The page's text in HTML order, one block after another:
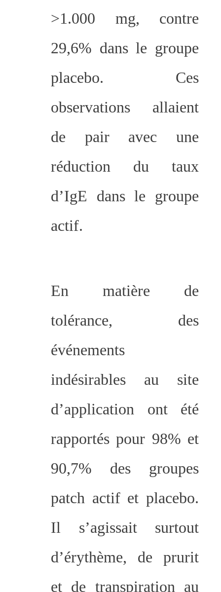
>1.000 mg, contre
29,6% dans le groupe
placebo. Ces
observations allaient
de pair avec une
réduction du taux
d’IgE dans le groupe
actif.
En matière de
tolérance, des
événements
indésirables au site
d’application ont été
rapportés pour 98% et
90,7% des groupes
patch actif et placebo.
Il s’agissait surtout
d’érythème, de prurit
et de transpiration au